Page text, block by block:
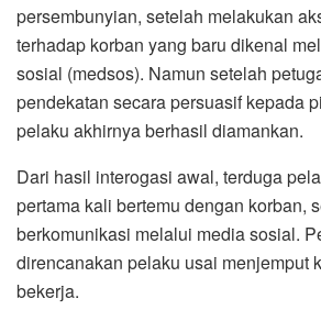
persembunyian, setelah melakukan
terhadap korban yang baru dikenal
sosial (medsos). Namun setelah
pendekatan secara persuasif kepada
pelaku akhirnya berhasil diamankan.
Dari hasil interogasi awal, terduga
pertama kali bertemu dengan korban,
berkomunikasi melalui media sosial.
direncanakan pelaku usai menjemput
bekerja.